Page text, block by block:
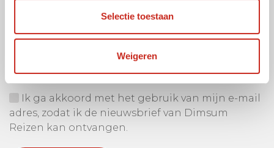
Selectie toestaan
Weigeren
Uw e-mail adres:
Ik ga akkoord met het gebruik van mijn e-mail
adres, zodat ik de nieuwsbrief van Dimsum
Reizen kan ontvangen.